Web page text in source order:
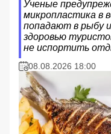
Ученые
микропластика в
попадают в рыбу
здоровью
не испортить
08.08.2026 18:00